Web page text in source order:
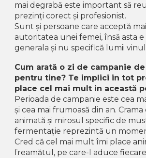
mai degrabă este important să
prezinți corect și profesionist.
Sunt și persoane care acceptă
autoritatea unei femei, însă asta
generala și nu specifică lumii
Cum arată o zi de campanie
pentru tine? Te implici in tot
place cel mai mult in această
Perioada de campanie este cea
și cea mai frumoasă din an.
animată și mirosul specific de
fermentație reprezintă un
Cred că cel mai mult îmi place
freamătul, pe care-l aduce